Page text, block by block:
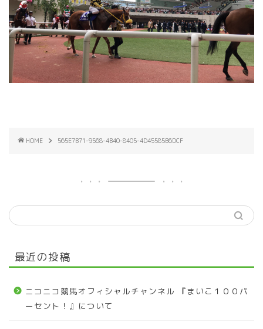
HOME 565E7B71-9568-4B40-8405-4D45585B6DCF
最近の投稿
ニコニコ競馬オフィシャルチャンネル 『まいこ１００パ
ーセント！』について